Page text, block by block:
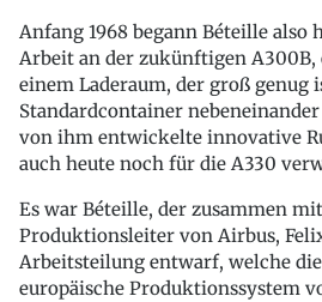
Anfang 1968 begann Béteille
Arbeit an der zukünftigen
einem Laderaum, der groß genug
Standardcontainer
von ihm entwickelte innovative
auch heute noch für die A330
Es war Béteille, der zusammen
Produktionsleiter von Airbus,
Arbeitsteilung entwarf, welche
europäische Produktionssystem